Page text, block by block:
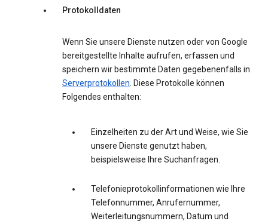
Protokolldaten
Wenn Sie unsere Dienste nutzen oder von Google
bereitgestellte Inhalte aufrufen, erfassen und
speichern wir bestimmte Daten gegebenenfalls in
Serverprotokollen. Diese Protokolle können
Folgendes enthalten:
Einzelheiten zu der Art und Weise, wie Sie
unsere Dienste genutzt haben,
beispielsweise Ihre Suchanfragen.
Telefonieprotokollinformationen wie Ihre
Telefonnummer, Anrufernummer,
Weiterleitungsnummern, Datum und